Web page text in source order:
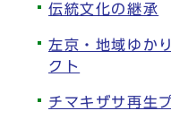
伝統文化の継承
左京・地域ゆか
クト
チマキザサ再生